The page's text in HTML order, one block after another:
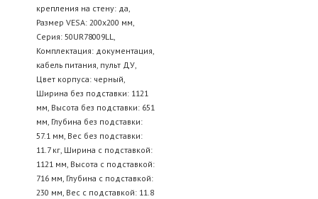
крепления на стену: да,
Размер VESA: 200x200 мм,
Серия: 50UR78009LL,
Комплектация: документация,
кабель питания, пульт ДУ,
Цвет корпуса: черный,
Ширина без подставки: 1121
мм, Высота без подставки: 651
мм, Глубина без подставки:
57.1 мм, Вес без подставки:
11.7 кг, Ширина с подставкой:
1121 мм, Высота с подставкой:
716 мм, Глубина с подставкой:
230 мм, Вес с подставкой: 11.8